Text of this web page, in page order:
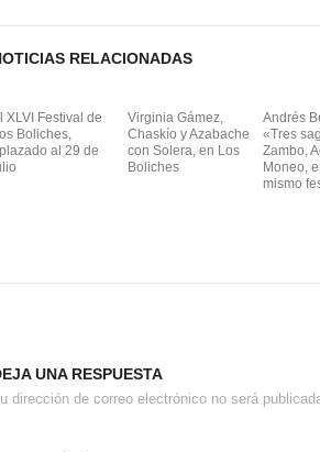
RELACIONADAS
XLVI Festival de
Boliches,
al 29 de
Virginia Gámez,
Chaskío y Azabache
con Solera, en Los
Boliches
Andrés
«Tres
Zambo,
Moneo,
mismo
UNA RESPUESTA
dirección de correo electrónico no será